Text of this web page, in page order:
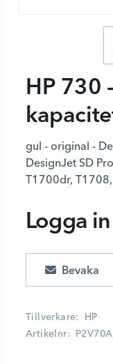
HP 730
gul - original -
DesignJet SD
T1700dr,
Tillverkare
HP
Artikelnr
P2V70A
Logga